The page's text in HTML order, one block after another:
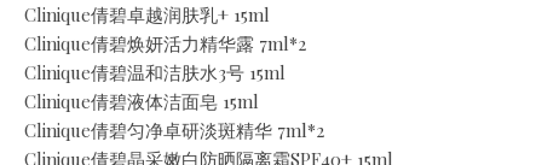
Clinique倩碧卓越润肤乳+ 15ml
Clinique倩碧焕妍活力精华露 7ml*2
Clinique倩碧温和洁肤水3号 15ml
Clinique倩碧液体洁面皂 15ml
Clinique倩碧匀净卓研淡斑精华 7ml*2
Clinique倩碧晶采嫩白防晒隔离霜SPF40+ 15ml